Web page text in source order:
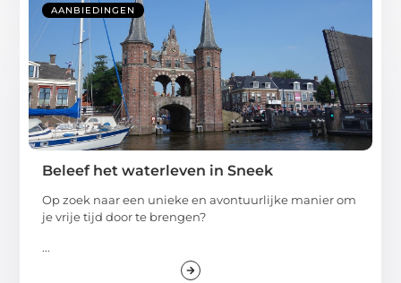
AANBIEDINGEN
Beleef het waterleven in Sneek
Op zoek naar een unieke en avontuurlijke manier om
je vrije tijd door te brengen?
...